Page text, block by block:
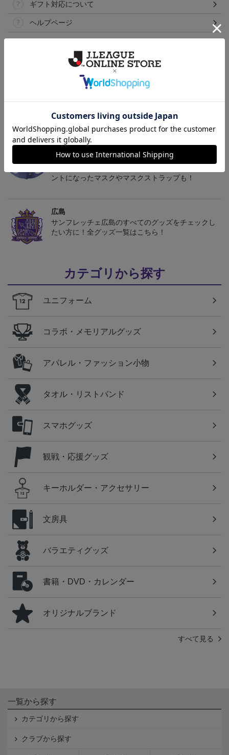
ギフト対応について
ヘルプページ
広島
サンフレッチェ広島の2022ユニフォームを着て試合
広島
ントになったマスクやマスクストラップも！
広島
サンフレッチェ広島のすべてのグッズをチェックし
たい方に！全グッズ一覧はこちら！
カテゴリから探す
ユニフォーム
コラボ・メモリアルグッズ
アパレル・ファッション小物
タオル・リストバンド
スマホグッズ
観戦・応援グッズ
キーホルダー・アクセサリー
文房具
バラエティグッズ
書籍・DVD・カレンダー
オリジナルブランド
すべて見る
一覧から探す
カテゴリから探す
クラブから探す